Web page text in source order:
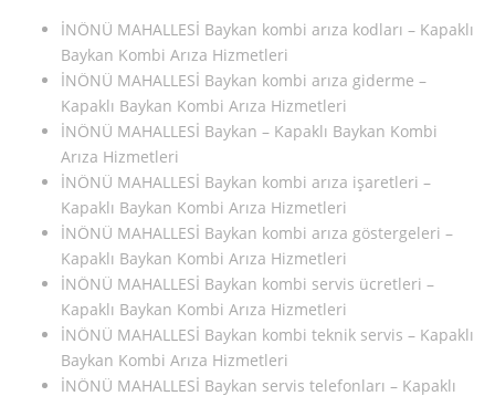
İNÖNÜ MAHALLESİ Baykan kombi arıza kodları – Kapaklı
Baykan Kombi Arıza Hizmetleri
İNÖNÜ MAHALLESİ Baykan kombi arıza giderme –
Kapaklı Baykan Kombi Arıza Hizmetleri
İNÖNÜ MAHALLESİ Baykan – Kapaklı Baykan Kombi
Arıza Hizmetleri
İNÖNÜ MAHALLESİ Baykan kombi arıza işaretleri –
Kapaklı Baykan Kombi Arıza Hizmetleri
İNÖNÜ MAHALLESİ Baykan kombi arıza göstergeleri –
Kapaklı Baykan Kombi Arıza Hizmetleri
İNÖNÜ MAHALLESİ Baykan kombi servis ücretleri –
Kapaklı Baykan Kombi Arıza Hizmetleri
İNÖNÜ MAHALLESİ Baykan kombi teknik servis – Kapaklı
Baykan Kombi Arıza Hizmetleri
İNÖNÜ MAHALLESİ Baykan servis telefonları – Kapaklı